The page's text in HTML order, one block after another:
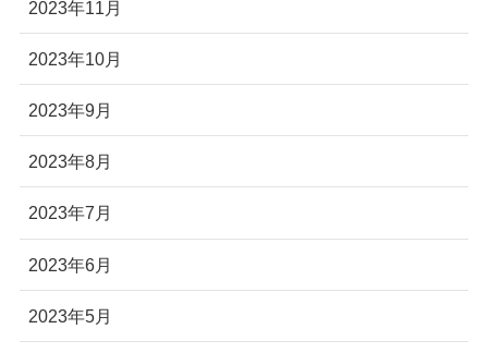
2023年11月
2023年10月
2023年9月
2023年8月
2023年7月
2023年6月
2023年5月